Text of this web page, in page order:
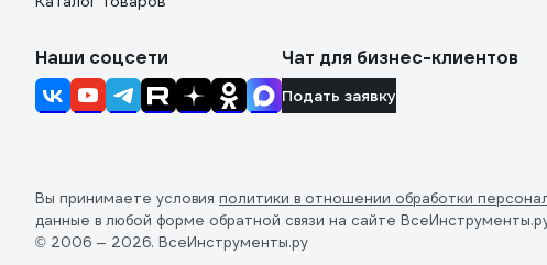
Наши соцсети Чат для бизнес-клиентов
Подать заявку
Вы принимаете условия политики в отношении обработки
данные в любой форме обратной связи на сайте
© 2006 — 2026. ВсеИнструменты.ру